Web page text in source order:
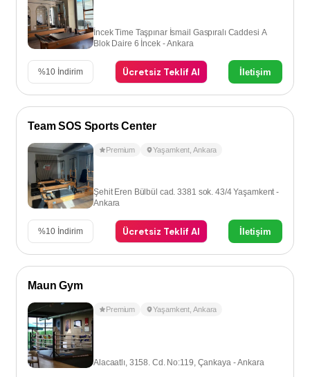
İncek Time Taşpınar İsmail Gaspıralı Caddesi A
Blok Daire 6 İncek - Ankara
%10 İndirim Ücretsiz Teklif Al İletişim
Team SOS Sports Center
Premium Yaşamkent ,Ankara
Şehit Eren Bülbül cad. 3381 sok. 43/4 Yaşamkent -
Ankara
%10 İndirim Ücretsiz Teklif Al İletişim
Maun Gym
Premium Yaşamkent ,Ankara
Alacaatlı, 3158. Cd. No:119, Çankaya - Ankara